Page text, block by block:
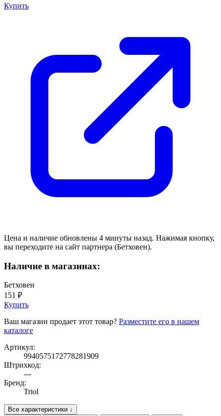
Купить
Цена и наличие обновлены 4 минуты назад. Нажимая кнопку,
вы переходите на сайт партнера (Бетховен).
Наличие в магазинах:
Бетховен
151 ₽
Купить
Ваш магазин продает этот товар? Разместите его в нашем
каталоге
Артикул:
9940575172778281909
Штрихкод:
---
Бренд:
Triol
Все характеристики ↓